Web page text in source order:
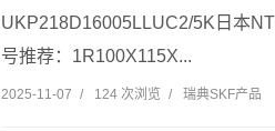
UKP218D16005LLUC2/5K日本
号推荐：1R100X115X...
2025-11-07 / 124 次浏览 / 瑞典SKF产品